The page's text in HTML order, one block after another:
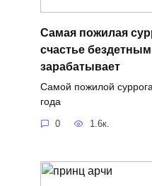
Самая пожилая
счастье
зарабатывает
Самой пожилой
года
0 1.6к.